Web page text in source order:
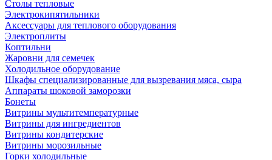
Столы тепловые
Электрокипятильники
Аксессуары для теплового оборудования
Электроплиты
Коптильни
Жаровни для семечек
Холодильное оборудование
Шкафы специализированные для вызревания мяса, сыра
Аппараты шоковой заморозки
Бонеты
Витрины мультитемпературные
Витрины для ингредиентов
Витрины кондитерские
Витрины морозильные
Горки холодильные